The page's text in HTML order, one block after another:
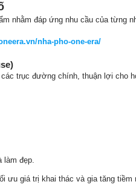
nhằm đáp ứng nhu cầu của từng
nha-pho-one-era/
trục đường chính, thuận lợi cho
làm đẹp.
ưu giá trị khai thác và gia tăng tiềm